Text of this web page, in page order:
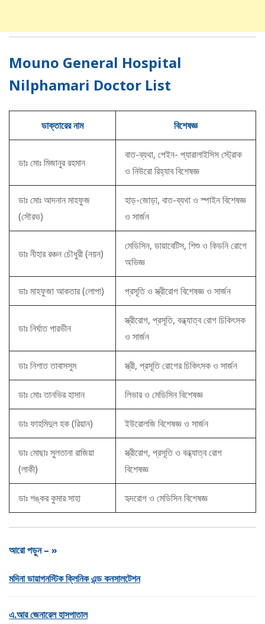
Mouno General Hospital
Nilphamari Doctor List
ডাক্তারের নাম বিশেষজ্ঞ
ডাঃ মোঃ মিজানুর রহমান
বাত-ব্যথা, পেইন- প্যারালাইসিস স্ট্রোক
ও নিউরো রিহ্যাব বিশেষজ্ঞ
ডাঃ মোঃ আদনান মাহফুজ
(সৌরভ)
হাড়-জোড়া, বাত-ব্যথা ও স্পাইন বিশেষজ্ঞ
ও সার্জন
ডাঃ নীহার রঞ্চন চৌধুরী (নয়ন)
মেডিসিন, ডায়াবেটিস, শিশু ও কিডনি রোগে
অভিজ্ঞ
ডাঃ মাহফুজা আকতার (লোপা) প্রসূতি ও স্ত্রীরোগ বিশেষজ্ঞ ও সার্জন
ডাঃ নির্ঘাত পারভীন
স্ত্রীরোগ, প্রসূতি, বন্ধ্যাত্ব রোগ চিকিৎসক
ও সার্জন
ডাঃ নিশাত তাবাসসুম স্ত্রী, প্রসূতি রোগের চিকিৎসক ও সার্জন
ডাঃ মোঃ তানভির হাসান লিভার ও মেডিসিন বিশেষজ্ঞ
ডাঃ ফাহমিদুল হক (রিয়ান) ইউরোলজি বিশেষজ্ঞ ও সার্জন
ডাঃ মোছাঃ সুলতানা রাজিয়া
(লাকী)
স্ত্রীরোগ, প্রসূতি ও বন্ধ্যাত্ব রোগ
বিশেষজ্ঞ
ডাঃ শঙ্কর কুমার সাহা হৃদরোগ ও মেডিসিন বিশেষজ্ঞ
আরো পড়ুন – »
মদিনা ডায়াগনস্টিক ক্লিনিক এন্ড কনসালটেশন
এ.আর জেনারেল হাসপাতাল